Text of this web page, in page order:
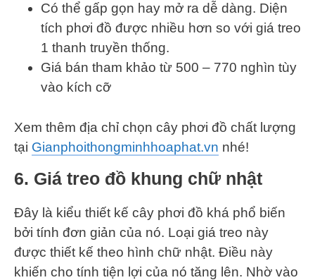
Có thể gấp gọn hay mở ra dễ dàng. Diện
tích phơi đồ được nhiều hơn so với giá treo
1 thanh truyền thống.
Giá bán tham khảo từ 500 – 770 nghìn tùy
vào kích cỡ
Xem thêm địa chỉ chọn cây phơi đồ chất lượng
tại Gianphoithongminhhoaphat.vn nhé!
6. Giá treo đồ khung chữ nhật
Đây là kiểu thiết kế cây phơi đồ khá phổ biến
bởi tính đơn giản của nó. Loại giá treo này
được thiết kế theo hình chữ nhật. Điều này
khiến cho tính tiện lợi của nó tăng lên. Nhờ vào